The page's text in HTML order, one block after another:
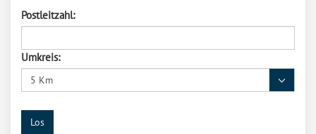
Postleitzahl:
Umkreis:
Los